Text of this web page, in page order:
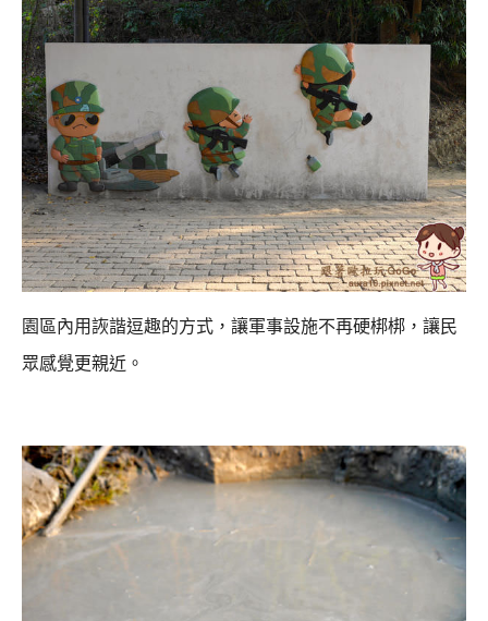
園區內用詼諧逗趣的方式，讓軍事設施不再硬梆梆，讓民
眾感覺更親近。